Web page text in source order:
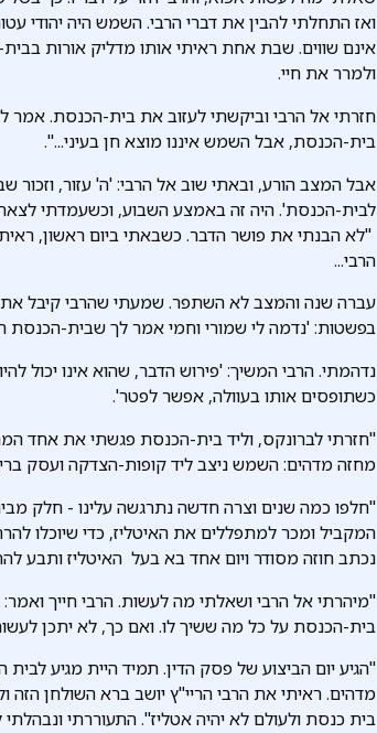
ואז התחלתי להבין את דברי הרבי. השמש היה יהודי
אינם שווים. שבת אחת ראיתי אותו מדליק אורות
ולמרר את חיי.
חזרתי אל הרבי וביקשתי לעזוב את בית-הכנסת. אמר
בית-הכנסת, אבל השמש איננו מוצא חן בעיני...".
אבל המצב הורע, ובאתי שוב אל הרבי: 'ה' עזור,
לבית-הכנסת'. היה זה באמצע השבוע, וכשעמדתי
"לא הבנתי את פושר הדבר. כשבאתי ביום ראשון,
הרבי...
עברה שנה והמצב לא השתפר. שמעתי שהרבי קיבל את
בפשטות: 'נדמה לי שמורי וחמי אמר לך שבית-הכנסת
נדהמתי. הרבי המשיך: 'פירוש הדבר, שהוא אינו יכול
כשתופסים אותו בעוולה, אפשר לפטר'.
"חזרתי לברונקס, וליד בית-הכנסת פגשתי את אחד
מחזה מדהים: השמש ניצב ליד קופות-הצדקה ועסק
"חלפו כמה שנים וצרה חדשה נתרגשה עלינו - חלק
המקביל ומכר למתפללים את האיטליז, כדי שיוכלו
נכתב חוזה מסודר ויום אחד בא בעל האיטליז ותבע
"מיהרתי אל הרבי ושאלתי מה לעשות. הרבי חייך
בית-הכנסת על כל מה ששיך לו. ואם כך, לא יתכן
"הגיע יום הביצוע של פסק הדין. תמיד היית מגיע
מדהים. ראיתי את הרבי הריי"ץ יושב ברא השולחן הזה
בית כנסת ולעולם לא יהיה אטליז". התעוררתי